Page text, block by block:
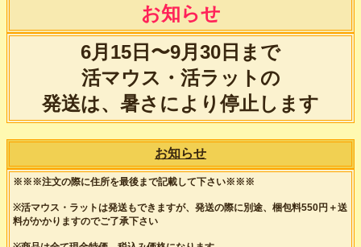
お知らせ
6月15日〜9月30日まで
活マウス・活ラットの
発送は、暑さにより停止します
お知らせ
※※※注文の際に住所を最後まで記載して下さい※※※
※活マウス・ラットは発送もできますが、発送の際に別途、梱包料550円＋送
料がかかりますのでご了承下さい